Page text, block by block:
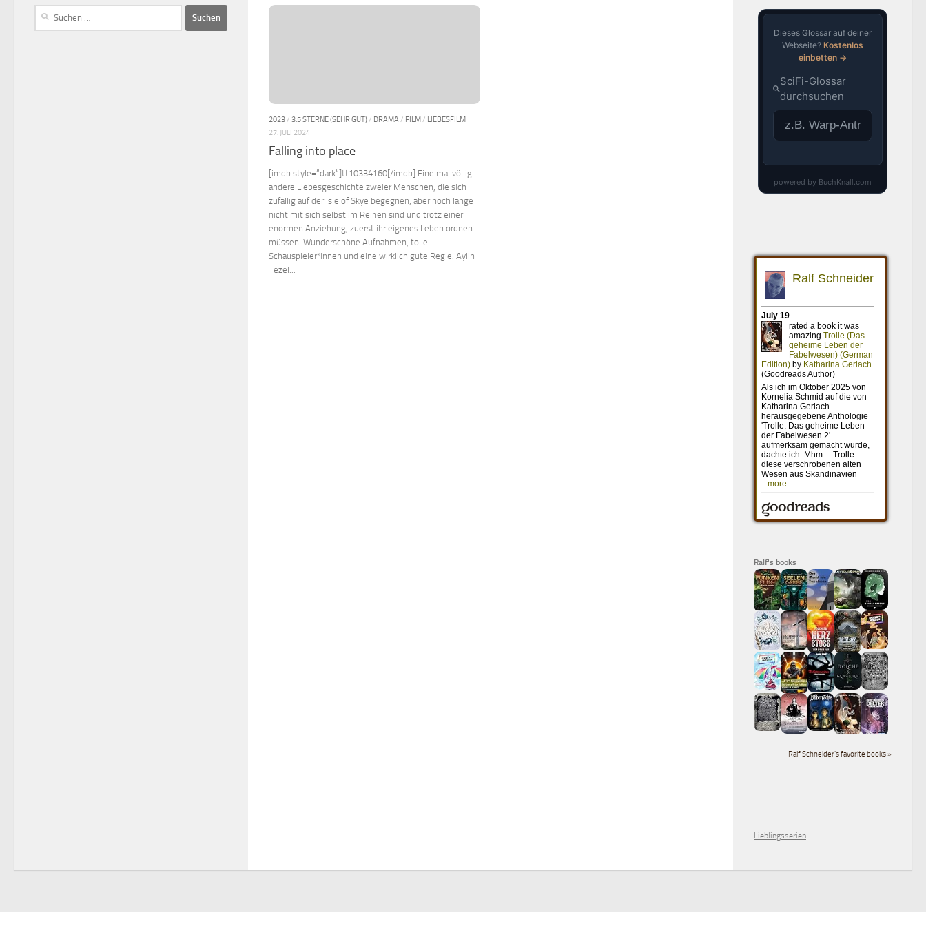
2023/ 3.5 STERNE (SEHR GUT)/ DRAMA / FILM/ LIEBESFILM
27. JULI 2024
Falling into place
[imdb style=“dark“]tt10334160[/imdb] Eine mal völlig
andere Liebesgeschichte zweier Menschen, die sich
zufällig auf der Isle of Skye begegnen, aber noch lange
nicht mit sich selbst im Reinen sind und trotz einer
enormen Anziehung, zuerst ihr eigenes Leben ordnen
müssen. Wunderschöne Aufnahmen, tolle
Schauspieler*innen und eine wirklich gute Regie. Aylin
Tezel...
Ralf's books
Ralf Schneider's favorite books »
Lieblingsserien